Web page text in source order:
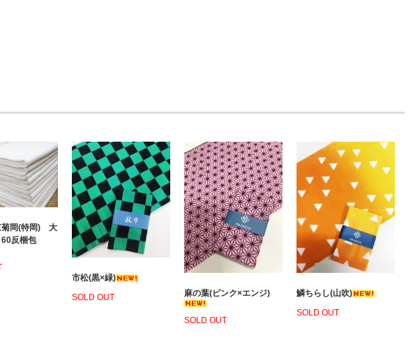
菊岡(特岡) 大
反梱包
市松(黒×緑)
SOLD OUT
麻の葉(ピンク×エンジ)
SOLD OUT
鱗ちらし(山吹)
SOLD OUT